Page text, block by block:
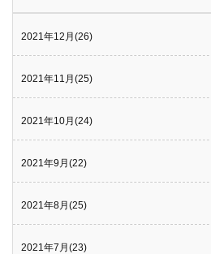
2021年12月(26)
2021年11月(25)
2021年10月(24)
2021年9月(22)
2021年8月(25)
2021年7月(23)